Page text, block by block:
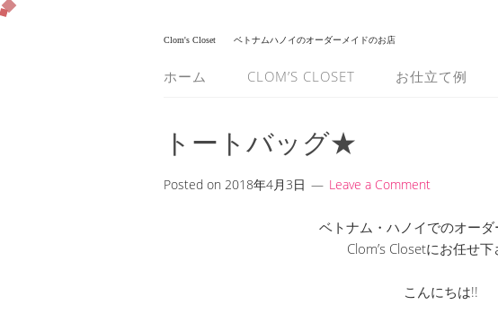
Clom's Closet ベトナムハノイのオーダーメイドのお店
ホーム CLOM’S CLOSET お仕立て例
トートバッグ★
Posted on 2018年4月3日 Leave a Comment
ベトナム・ハノイでのオー
Clom’s Closetにお任せ下
こんにちは!!